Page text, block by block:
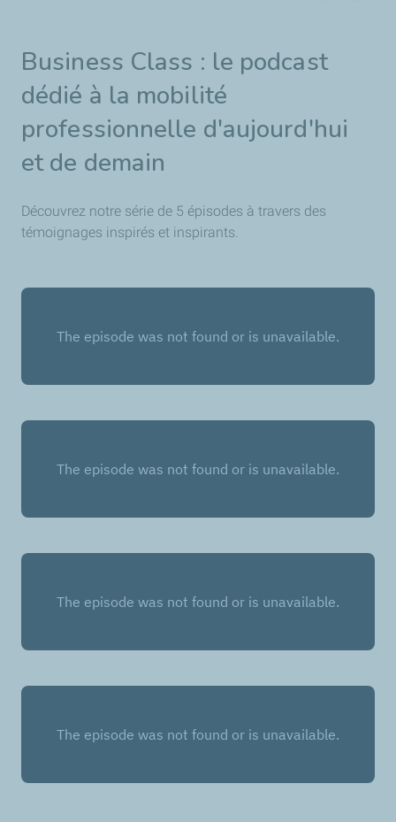
Business Class : le podcast
dédié à la mobilité
professionnelle d'aujourd'hui
et de demain
Découvrez notre série de 5 épisodes à travers des
témoignages inspirés et inspirants.